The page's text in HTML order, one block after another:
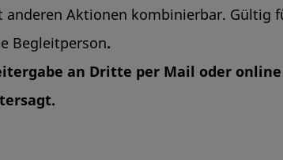
anderen Aktionen kombinierbar. Gültig
Begleitperson.
an Dritte per Mail oder